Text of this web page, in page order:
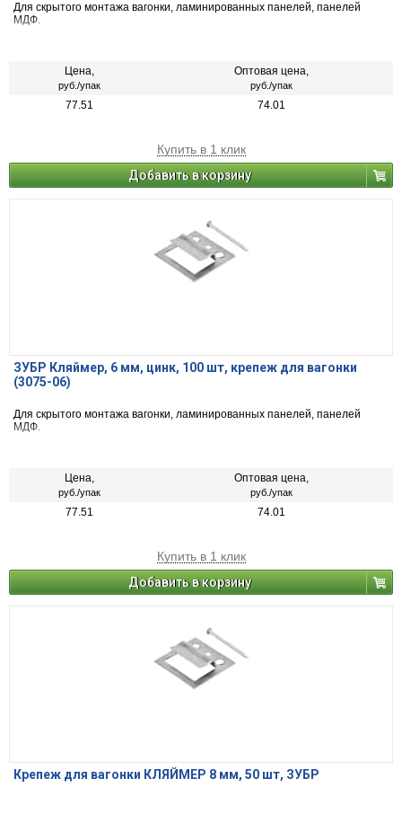
Для скрытого монтажа вагонки, ламинированных панелей, панелей
МДФ.
Цена,
руб./упак
Оптовая цена,
руб./упак
77.51 74.01
Купить в 1 клик
Добавить в корзину
ЗУБР Кляймер, 6 мм, цинк, 100 шт, крепеж для вагонки
(3075-06)
Для скрытого монтажа вагонки, ламинированных панелей, панелей
МДФ.
Цена,
руб./упак
Оптовая цена,
руб./упак
77.51 74.01
Купить в 1 клик
Добавить в корзину
Крепеж для вагонки КЛЯЙМЕР 8 мм, 50 шт, ЗУБР